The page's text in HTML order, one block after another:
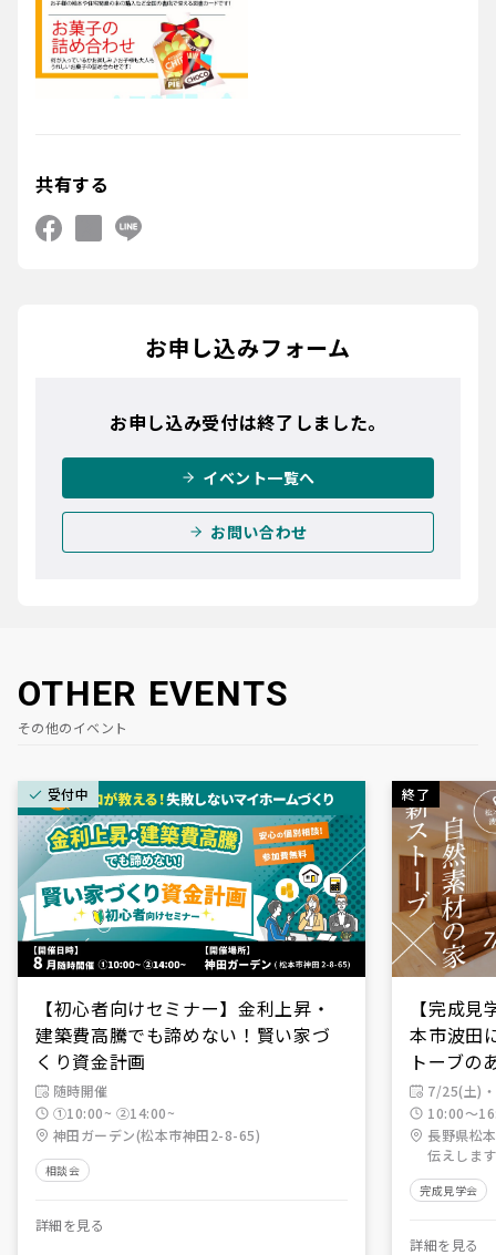
共有する
お申し込みフォーム
お申し込み受付は終了しました。
イベント一覧へ
お問い合わせ
OTHER EVENTS
その他のイベント
受付中
【初心者向けセミナー】金利上昇・
建築費高騰でも諦めない！賢い家づ
くり資金計画
随時開催
①10:00~ ②14:00~
神田ガーデン(松本市神田2-8-65)
相談会
詳細を見る
終了
【完成
本市波田
トーブの
7/25(土)
10:00～
長野県松
伝えしま
完成見学会
詳細を見る